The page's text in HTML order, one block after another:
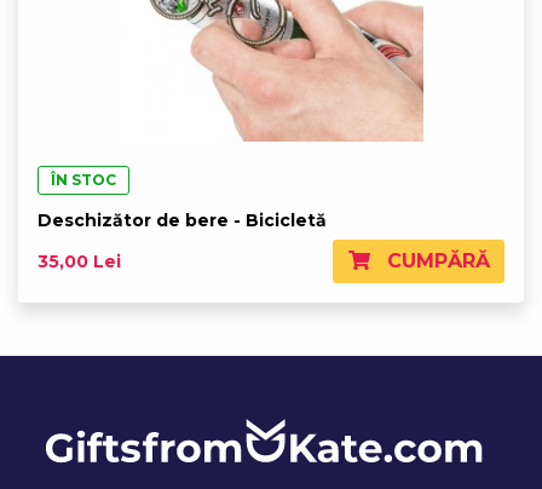
ÎN STOC
Deschizător de bere - Bicicletă
35,00 Lei
CUMPĂRĂ